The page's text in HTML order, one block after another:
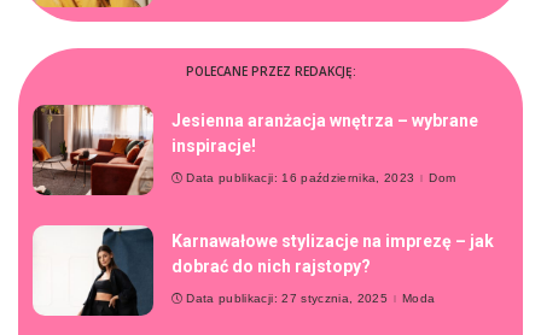
POLECANE PRZEZ REDAKCJĘ:
Jesienna aranżacja wnętrza – wybrane
inspiracje!
Data publikacji: 16 października, 2023 Dom
Karnawałowe stylizacje na imprezę – jak
dobrać do nich rajstopy?
Data publikacji: 27 stycznia, 2025 Moda